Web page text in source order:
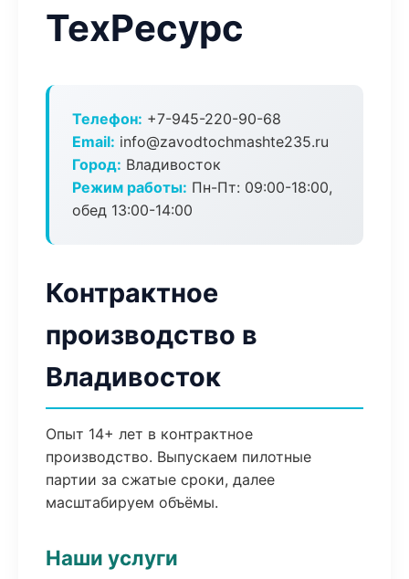
ТехРесурс
Телефон: +7-945-220-90-68
Email: info@zavodtochmashte235.ru
Город: Владивосток
Режим работы: Пн-Пт: 09:00-18:00,
обед 13:00-14:00
Контрактное
производство в
Владивосток
Опыт 14+ лет в контрактное
производство. Выпускаем пилотные
партии за сжатые сроки, далее
масштабируем объёмы.
Наши услуги